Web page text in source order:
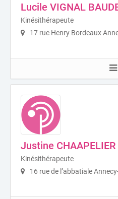
Lucile VIGNAL
Kinésithérapeute
17 rue Henry Bordeaux
Justine CHAAPELIER
Kinésithérapeute
16 rue de l’abbatiale